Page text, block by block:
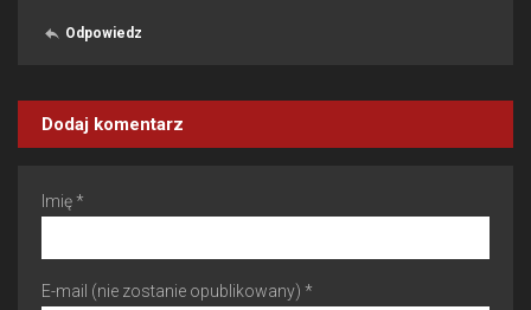
Odpowiedz
Dodaj komentarz
Imię *
E-mail (nie zostanie opublikowany) *